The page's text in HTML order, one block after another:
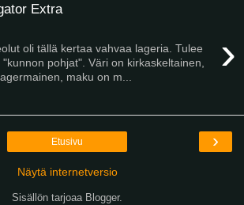
Extra
›
oli tällä kertaa vahvaa lageria. Tulee
"kunnon pohjat". Väri on kirkaskeltainen,
maku on m...
›
Etusivu
Näytä internetversio
Sisällön tarjoaa Blogger.